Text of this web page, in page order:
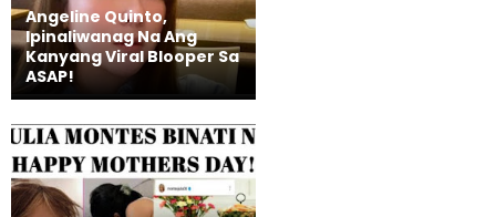
Angeline Quinto,
Ipinaliwanag Na Ang
Kanyang Viral Blooper Sa
ASAP!